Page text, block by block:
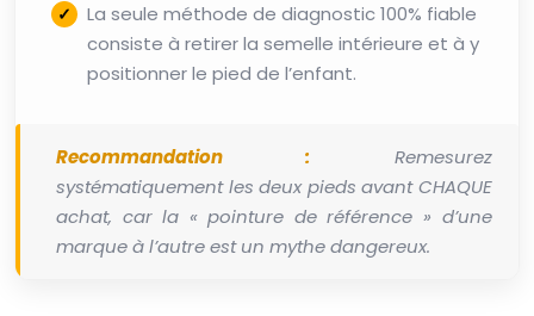
La seule méthode de diagnostic 100% fiable
consiste à retirer la semelle intérieure et à y
positionner le pied de l’enfant.
Recommandation : Remesurez
systématiquement les deux pieds avant CHAQUE
achat, car la « pointure de référence » d’une
marque à l’autre est un mythe dangereux.